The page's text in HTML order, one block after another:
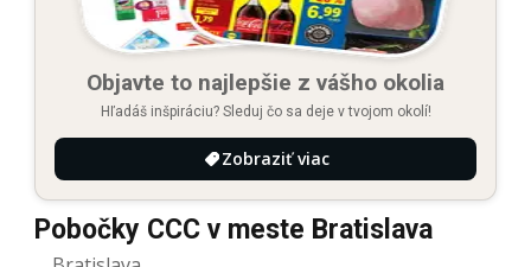
Objavte to najlepšie z vášho okolia
Hľadáš inšpiráciu? Sleduj čo sa deje v tvojom okolí!
Zobraziť viac
Pobočky CCC v meste Bratislava